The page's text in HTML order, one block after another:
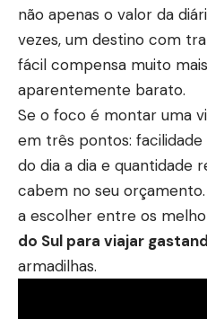
não apenas o valor da
vezes, um destino com
fácil compensa muito
aparentemente barato.
Se o foco é montar uma
em três pontos:
do dia a dia e quantidade
cabem no seu
a escolher entre os
do Sul para viajar
armadilhas.